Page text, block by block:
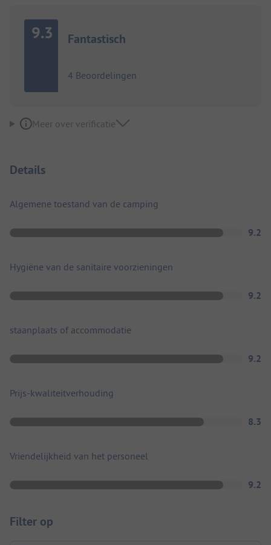
9.3 Fantastisch
4 Beoordelingen
Meer over verificatie
Details
Algemene toestand van de camping
9.2
Hygiëne van de sanitaire voorzieningen
9.2
staanplaats of accommodatie
9.2
Prijs-kwaliteitverhouding
8.3
Vriendelijkheid van het personeel
9.2
Filter op